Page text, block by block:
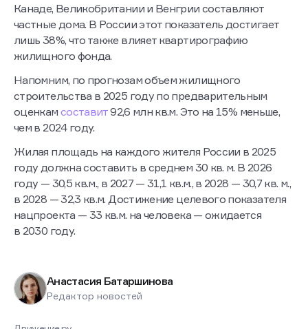
Канаде, Великобритании и Венгрии составляют
частные дома. В России этот показатель достигает
лишь 38%, что также влияет квартирографию
жилищного фонда.
Напомним, по прогнозам объем жилищного
строительства в 2025 году по предварительным
оценкам составит92,6 млн кв.м. Это на 15% меньше,
чем в 2024 году.
Жилая площадь на каждого жителя России в 2025
году должна составить в среднем 30 кв. м. В 2026
году — 30,5 кв.м., в 2027 — 31,1 кв.м., в 2028 — 30,7 кв. м.,
в 2028 — 32,3 кв.м. Достижение целевого показателя
нацпроекта — 33 кв.м. на человека — ожидается
в 2030 году.
Анастасия Батаршинова
Редактор новостей